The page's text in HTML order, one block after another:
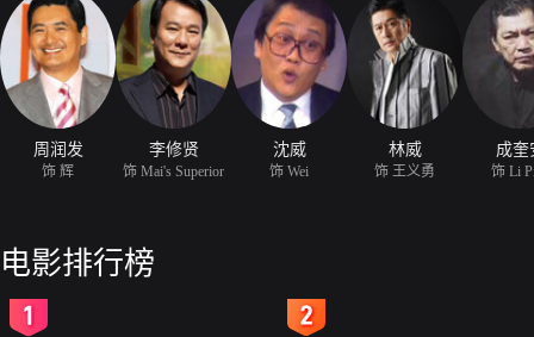
周润发
饰 辉
李修贤
饰 Mai's Superior
沈威
饰 Wei
林威
饰 王义勇
成奎
饰 Li
电影排行榜